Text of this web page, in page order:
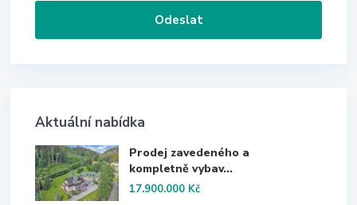
Aktuální nabídka
Prodej zavedeného a
kompletně vybav...
17.900.000 Kč